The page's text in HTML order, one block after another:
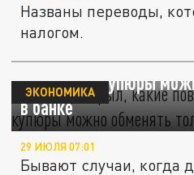
Названы переводы,
налогом.
Юрист раскрыл, какие
денежные купюры
в банке
ЭКОНОМИКА
29 ИЮЛЯ 07:01
Бывают случаи, когда